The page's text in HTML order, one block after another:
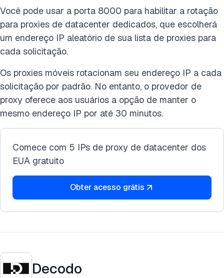
Você pode usar a porta 8000 para habilitar a rotação
para proxies de datacenter dedicados, que escolherá
um endereço IP aleatório de sua lista de proxies para
cada solicitação.
Os proxies móveis rotacionam seu endereço IP a cada
solicitação por padrão. No entanto, o provedor de
proxy oferece aos usuários a opção de manter o
mesmo endereço IP por até 30 minutos.
Comece com 5 IPs de proxy de datacenter dos
EUA gratuito
Obter acesso grátis
Decodo